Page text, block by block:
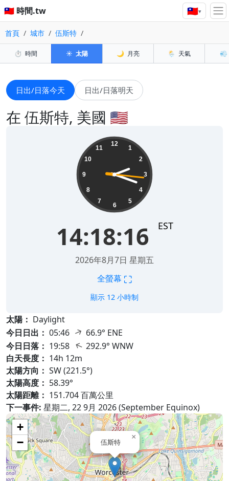
🇹🇼 時間.tw 🇹🇼▾
首頁 城市 伍斯特
⏱️ 時間 ☀️ 太陽 🌙 月亮 🌦️ 天氣 💨
日出/日落今天 日出/日落明天
在 伍斯特, 美國 🇺🇸
12
1
2
3
4
5
6
7
8
9
10
11
14:18:18 EST
2026年8月7日 星期五
全螢幕 ⛶
顯示 12 小時制
太陽： Daylight
今日日出： 05:46 ↑ 66.9° ENE
今日日落： 19:58 ↑ 292.9° WNW
白天長度： 14h 12m
太陽方向： SW (221.5°)
太陽高度： 58.39°
太陽距離： 151.704 百萬公里
下一事件: 星期二, 22 9月 2026 (September Equinox)
伍斯特
×
+
−